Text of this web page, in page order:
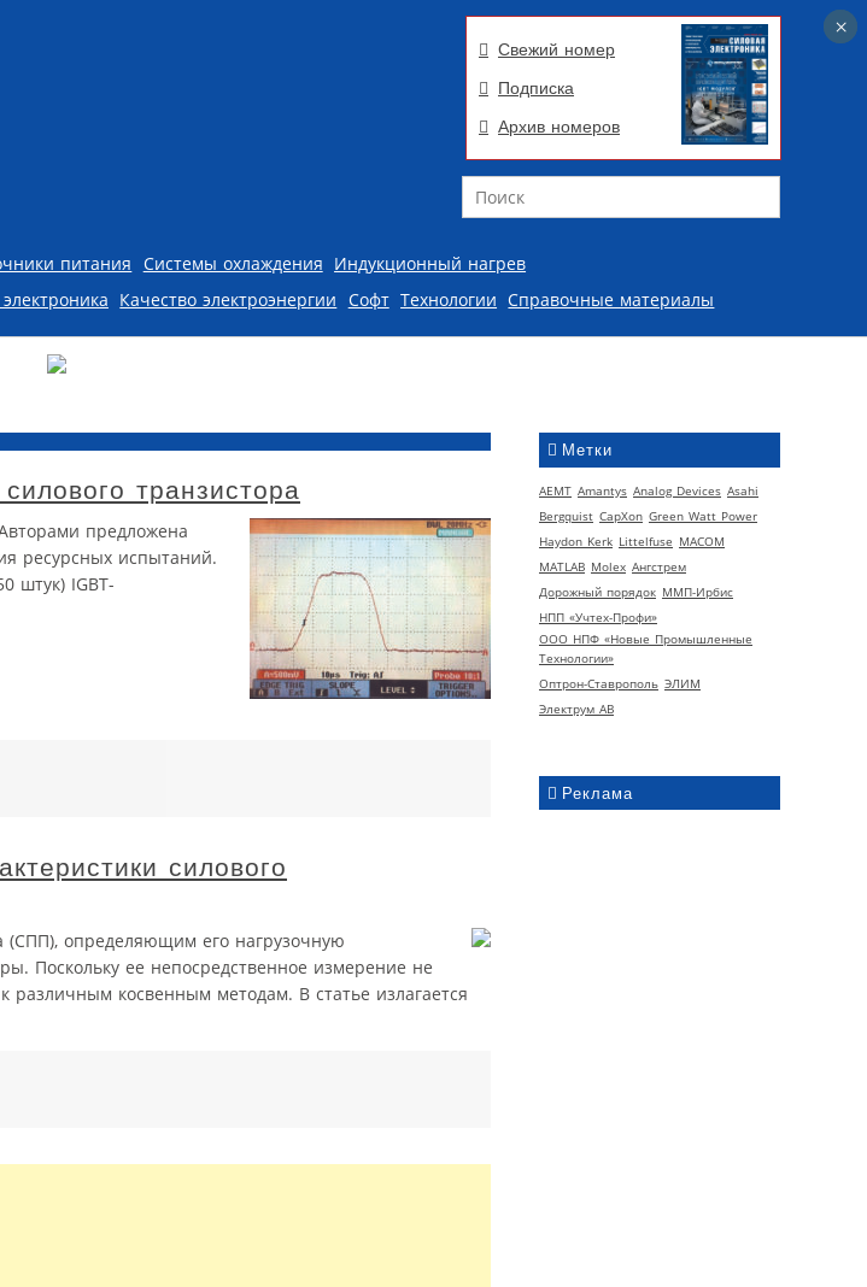
Свежий номер
Подписка
Архив номеров
Поиск
питания Системы охлаждения Индукционный нагрев
Качество электроэнергии Софт Технологии Справочные материалы
Метки
AEMT Amantys Analog Devices Asahi
Bergquist CapXon Green Watt Power
Haydon Kerk Littelfuse MACOM
MATLAB Molex Ангстрем
Дорожный порядок ММП-Ирбис
НПП «Учтех-Профи»
ООО НПФ «Новые Промышленные
Технологии»
Оптрон-Ставрополь ЭЛИМ
Электрум АВ
Реклама
транзистора
предложена
ресурсных испытаний.
штук) IGBT-
силового
(СПП), определяющим его нагрузочную
Поскольку ее непосредственное измерение не
различным косвенным методам. В статье излагается
×
×